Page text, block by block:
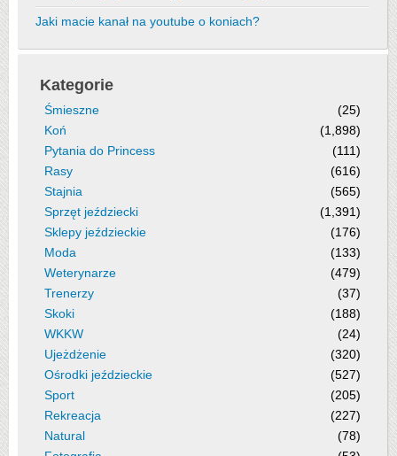
Jaki macie kanał na youtube o koniach?
Kategorie
Śmieszne
(25)
Koń
(1,898)
Pytania do Princess
(111)
Rasy
(616)
Stajnia
(565)
Sprzęt jeździecki
(1,391)
Sklepy jeździeckie
(176)
Moda
(133)
Weterynarze
(479)
Trenerzy
(37)
Skoki
(188)
WKKW
(24)
Ujeżdżenie
(320)
Ośrodki jeździeckie
(527)
Sport
(205)
Rekreacja
(227)
Natural
(78)